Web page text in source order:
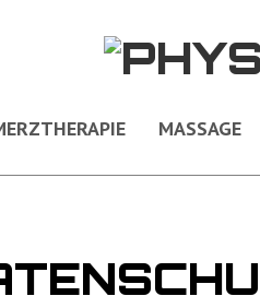
MASSAGE